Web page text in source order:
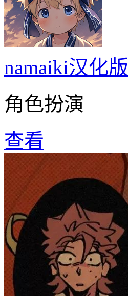
namaiki汉化版
角色扮演
查看